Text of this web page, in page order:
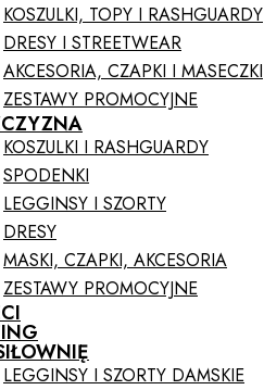
KOSZULKI, TOPY I RASHGUARDY
DRESY I STREETWEAR
AKCESORIA, CZAPKI I MASECZKI
ZESTAWY PROMOCYJNE
KOSZULKI I RASHGUARDY
SPODENKI
LEGGINSY I SZORTY
DRESY
MASKI, CZAPKI, AKCESORIA
ZESTAWY PROMOCYJNE
LEGGINSY I SZORTY DAMSKIE